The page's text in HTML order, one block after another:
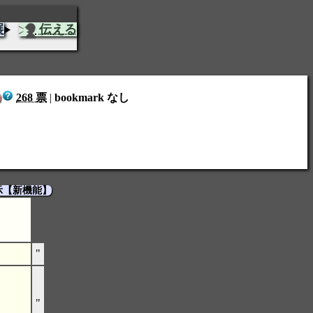
伝える
268 票 | bookmark なし
【新機能】
"
"